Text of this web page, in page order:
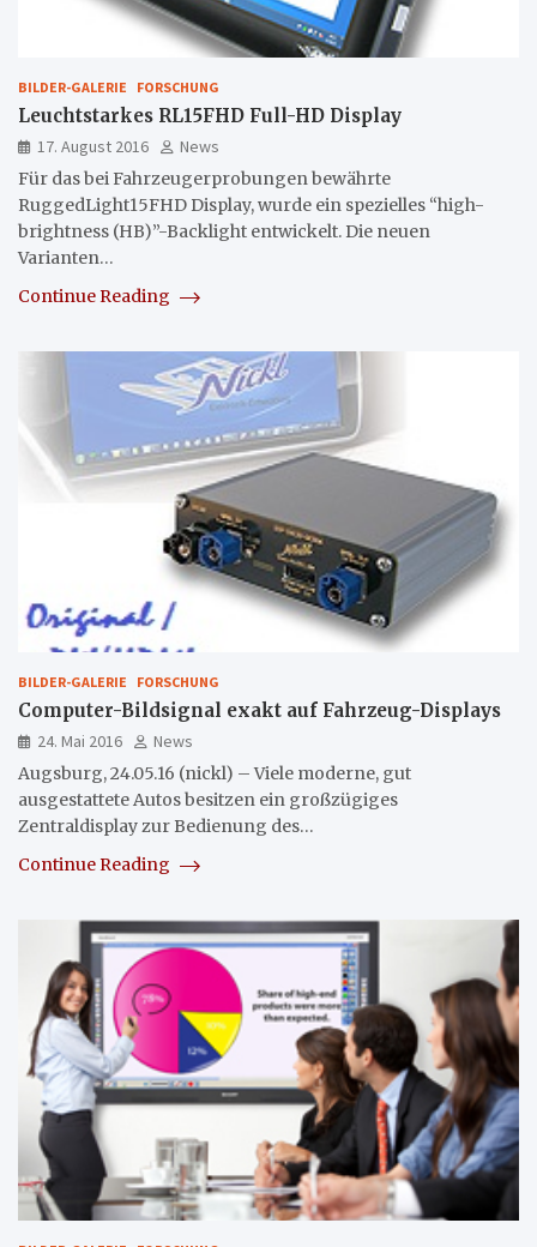
BILDER-GALERIE FORSCHUNG
Leuchtstarkes RL15FHD Full-HD Display
17. August 2016
News
Für das bei Fahrzeugerprobungen bewährte
RuggedLight15FHD Display, wurde ein spezielles “high-
brightness (HB)”-Backlight entwickelt. Die neuen
Varianten…
Continue Reading
BILDER-GALERIE FORSCHUNG
Computer-Bildsignal exakt auf Fahrzeug-Displays
24. Mai 2016
News
Augsburg, 24.05.16 (nickl) – Viele moderne, gut
ausgestattete Autos besitzen ein großzügiges
Zentraldisplay zur Bedienung des…
Continue Reading